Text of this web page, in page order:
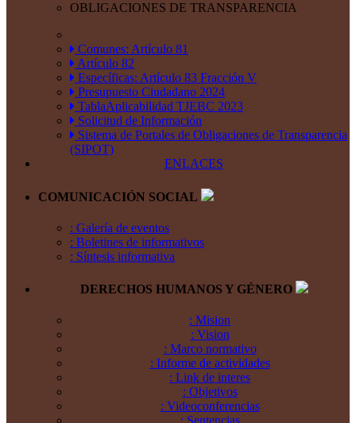
OBLIGACIONES DE TRANSPARENCIA
Comunes: Artículo 81
Artículo 82
Específicas: Artículo 83 Fracción V
Presupuesto Ciudadano 2024
TablaAplicabilidad TJEBC 2023
Solicitud de Información
Sistema de Portales de Obligaciones de Transparencia
(SIPOT)
ENLACES
COMUNICACIÓN SOCIAL
: Galería de eventos
: Boletines de informativos
: Síntesis informativa
DERECHOS HUMANOS Y GÉNERO
: Mision
: Vision
: Marco normativo
: Informe de actividades
: Link de interes
: Objetivos
: Videoconferencias